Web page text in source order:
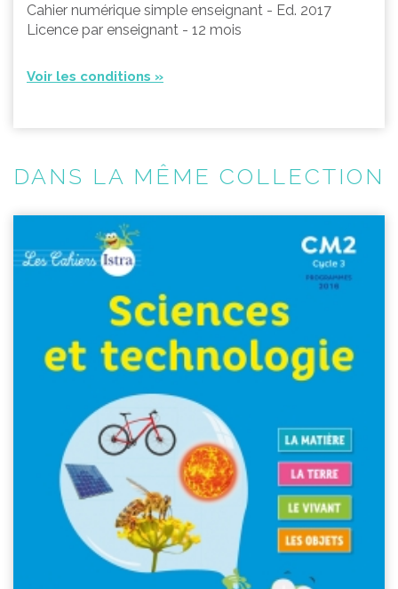
Cahier numérique simple enseignant - Ed. 2017
Licence par enseignant - 12 mois
Voir les conditions »
DANS LA MÊME COLLECTION